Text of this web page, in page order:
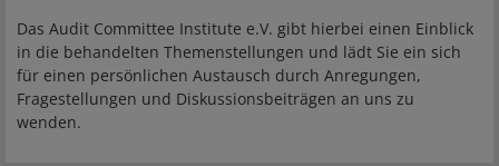
Das Audit Committee Institute e.V. gibt hierbei einen Einblick
in die behandelten Themenstellungen und lädt Sie ein sich
für einen persönlichen Austausch durch Anregungen,
Fragestellungen und Diskussionsbeiträgen an uns zu
wenden.